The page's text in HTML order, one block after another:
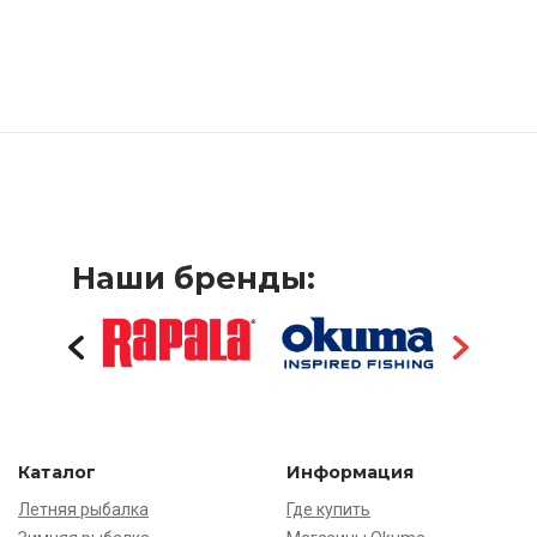
Наши бренды:
Каталог
Летняя рыбалка
Информация
Где купить